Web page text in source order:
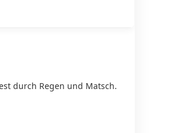
durch Regen und Matsch.